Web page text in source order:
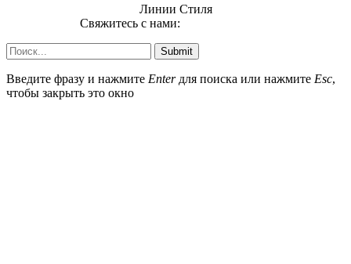
Линии Стиля
Свяжитесь с нами:
Submit
Введите фразу и нажмите Enterдля поиска или нажмите Esc,
чтобы закрыть это окно